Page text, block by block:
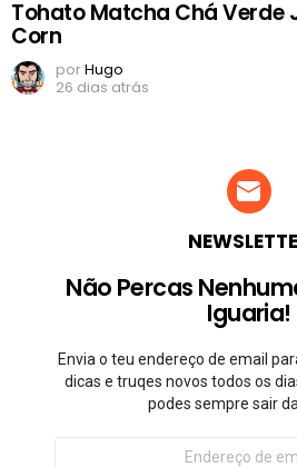
Tohato Matcha Chá Verde
Corn
porHugo
26 dias atrás
Não Percas
Iguaria!
Envia o teu endereço de email
dicas e truqes novos todos os
podes sempre sair
Endereço